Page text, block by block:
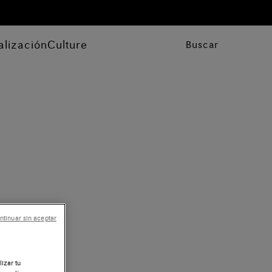
Culture Buscar
tu
sin aceptar